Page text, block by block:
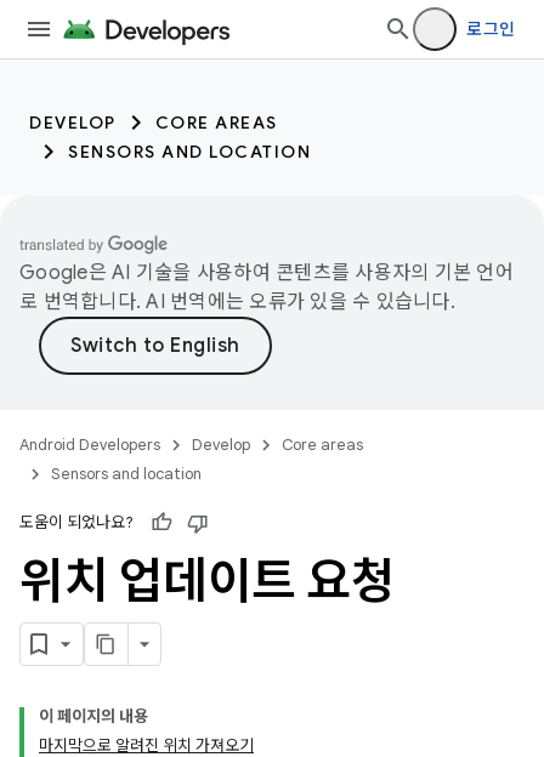
로그인
DEVELOP
CORE AREAS
SENSORS AND LOCATION
Google은 AI 기술을 사용하여 콘텐츠를 사용자의 기본 언어
로 번역합니다. AI 번역에는 오류가 있을 수 있습니다.
Android Developers Develop
Core areas
Sensors and location
도움이 되었나요?
위치 업데이트 요청
이 페이지의 내용
마지막으로 알려진 위치 가져오기